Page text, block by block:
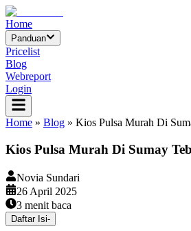
Home
Panduan
Pricelist
Blog
Webreport
Login
Home » Blog » Kios Pulsa Murah Di
Kios Pulsa Murah Di Sumay
Novia Sundari
26 April 2025
3 menit baca
Daftar Isi-